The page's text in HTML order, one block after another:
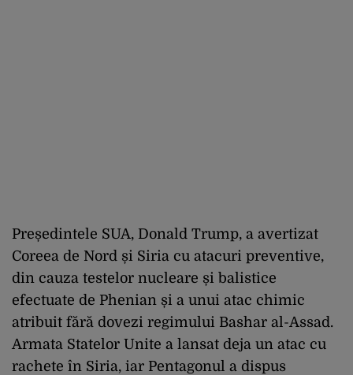
Președintele SUA, Donald Trump, a avertizat
Coreea de Nord și Siria cu atacuri preventive,
din cauza testelor nucleare și balistice
efectuate de Phenian și a unui atac chimic
atribuit fără dovezi regimului Bashar al-Assad.
Armata Statelor Unite a lansat deja un atac cu
rachete în Siria, iar Pentagonul a dispus